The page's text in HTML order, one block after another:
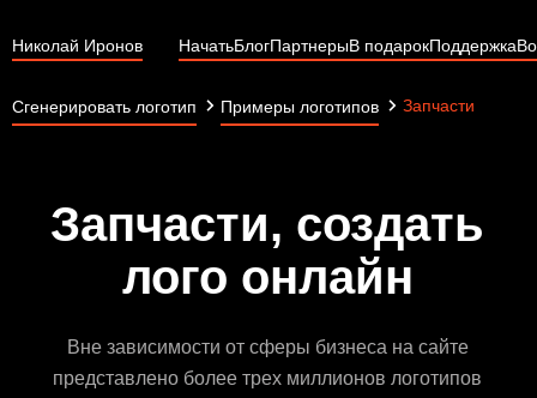
Николай Иронов НачатьБлогПартнерыВ подарокПоддержка
Сгенерировать логотип Примеры логотипов Запчасти
Запчасти, создать
лого онлайн
Вне зависимости от сферы бизнеса на сайте
представлено более трех миллионов логотипов